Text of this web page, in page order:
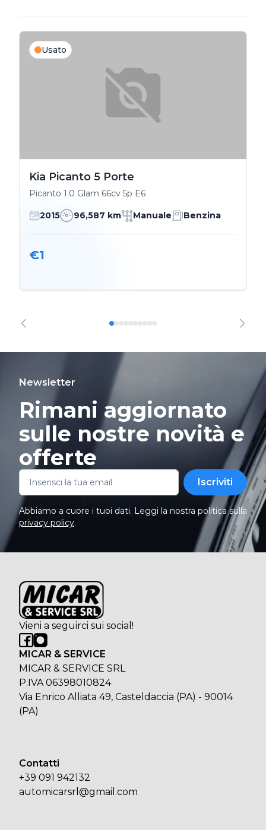
Usato
Kia Picanto 5 Porte
Picanto 1.0 Glam 66cv 5p E6
2015 96,587 km Manuale Benzina
€1
Newsletter
Rimani aggiornato
sulle nostre novità e
offerte
Iscriviti
Abbiamo a cuore i tuoi dati. Leggi la nostra politica sulla
privacy policy.
Vieni a seguirci sui social!
MICAR & SERVICE
MICAR & SERVICE SRL
P.IVA 06398010824
Via Enrico Alliata 49, Casteldaccia (PA) - 90014
(PA)
Contatti
+39 091 942132
automicarsrl@gmail.com